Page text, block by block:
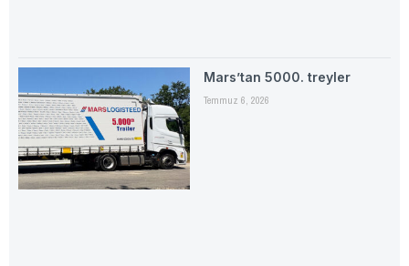
Mars’tan 5000. treyler
Temmuz 6, 2026